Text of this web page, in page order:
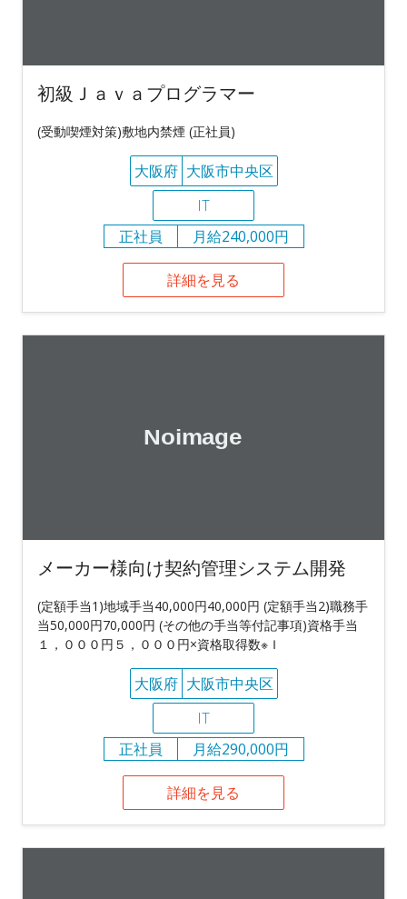
初級Ｊａｖａプログラマー
(受動喫煙対策)敷地内禁煙 (正社員)
大阪府 大阪市中央区
IT
正社員
月給240,000円
詳細を見る
メーカー様向け契約管理システム開発
(定額手当1)地域手当40,000円40,000円 (定額手当2)職務手
当50,000円70,000円 (その他の手当等付記事項)資格手当
１，０００円５，０００円×資格取得数※Ｉ
大阪府 大阪市中央区
IT
正社員
月給290,000円
詳細を見る